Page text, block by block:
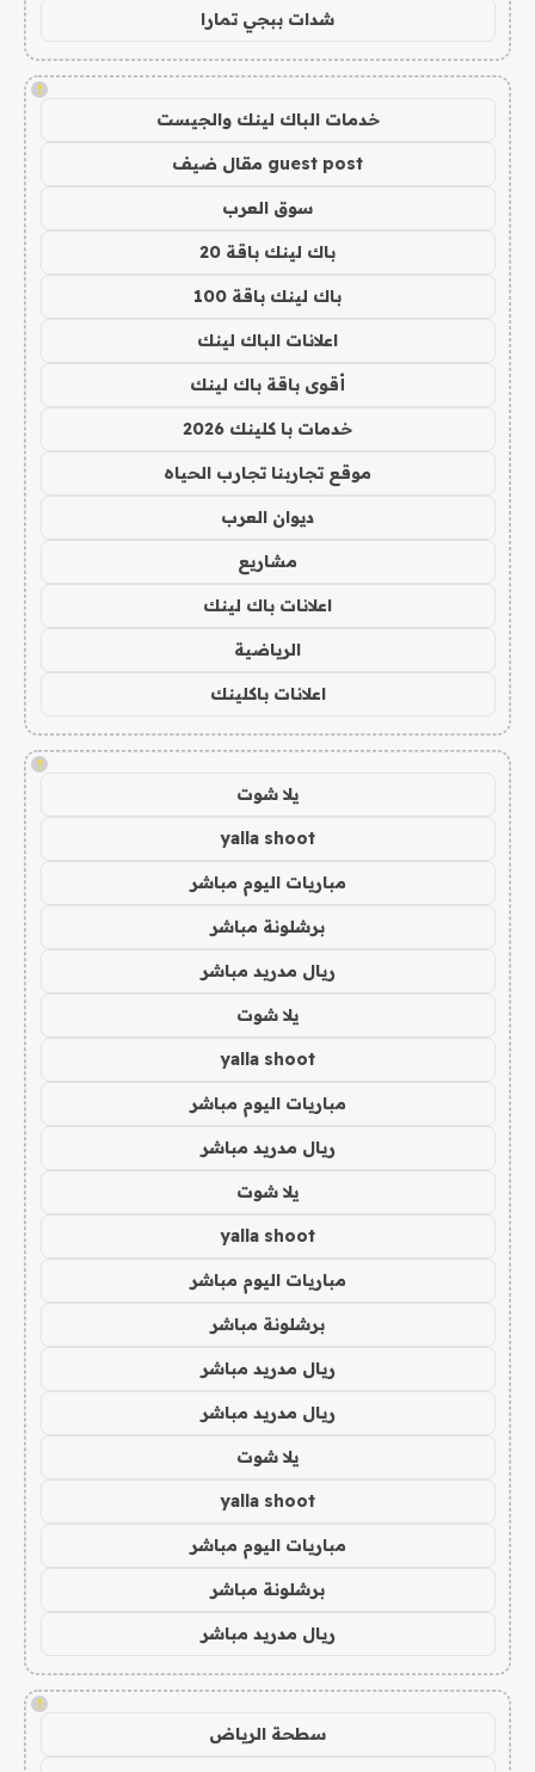
شدات ببجي تمارا
!
خدمات الباك لينك والجيست
guest post مقال ضيف
سوق العرب
باك لينك باقة 20
باك لينك باقة 100
اعلانات الباك لينك
أقوى باقة باك لينك
خدمات با كلينك 2026
موقع تجاربنا تجارب الحياه
ديوان العرب
مشاريع
اعلانات باك لينك
الرياضية
اعلانات باكلينك
!
يلا شوت
yalla shoot
مباريات اليوم مباشر
برشلونة مباشر
ريال مدريد مباشر
يلا شوت
yalla shoot
مباريات اليوم مباشر
ريال مدريد مباشر
يلا شوت
yalla shoot
مباريات اليوم مباشر
برشلونة مباشر
ريال مدريد مباشر
ريال مدريد مباشر
يلا شوت
yalla shoot
مباريات اليوم مباشر
برشلونة مباشر
ريال مدريد مباشر
!
سطحة الرياض